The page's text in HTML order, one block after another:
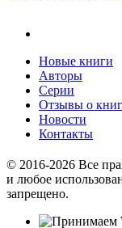
Новые книги
Авторы
Серии
Отзывы о
Новости
Контакты
© 2016-2026 Все
и любое
запрещено.